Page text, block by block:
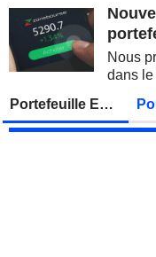
JBS N.V.
GEA GROUP AG
Lundi 10 août 2026
VIEL & CIE
Nous
dans
Portefeuille Europe